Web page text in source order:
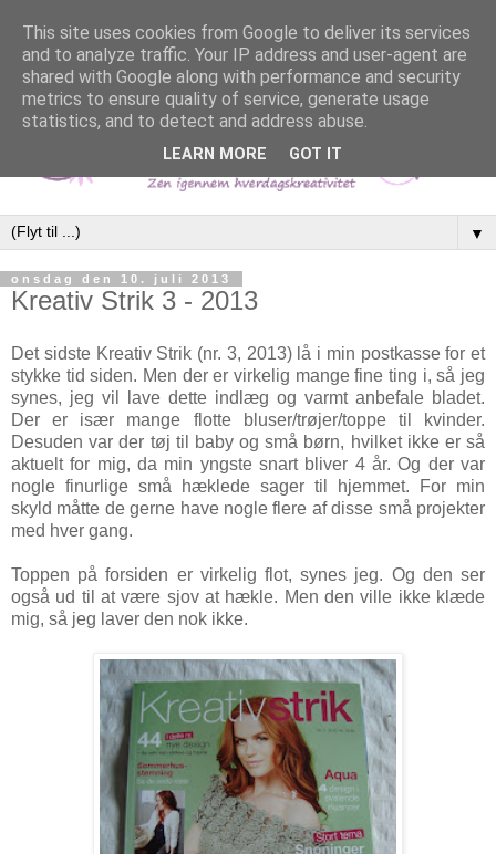
▼
onsdag den 10. juli 2013
Kreativ Strik 3 - 2013
Det sidste Kreativ Strik (nr. 3, 2013) lå i min postkasse for et
stykke tid siden. Men der er virkelig mange fine ting i, så jeg
synes, jeg vil lave dette indlæg og varmt anbefale bladet.
Der er især mange flotte bluser/trøjer/toppe til kvinder.
Desuden var der tøj til baby og små børn, hvilket ikke er så
aktuelt for mig, da min yngste snart bliver 4 år. Og der var
nogle finurlige små hæklede sager til hjemmet. For min
skyld måtte de gerne have nogle flere af disse små projekter
med hver gang.
Toppen på forsiden er virkelig flot, synes jeg. Og den ser
også ud til at være sjov at hækle. Men den ville ikke klæde
mig, så jeg laver den nok ikke.
This site uses cookies from Google to deliver its services
and to analyze traffic. Your IP address and user-agent are
shared with Google along with performance and security
metrics to ensure quality of service, generate usage
statistics, and to detect and address abuse.
LEARN MORE GOT IT